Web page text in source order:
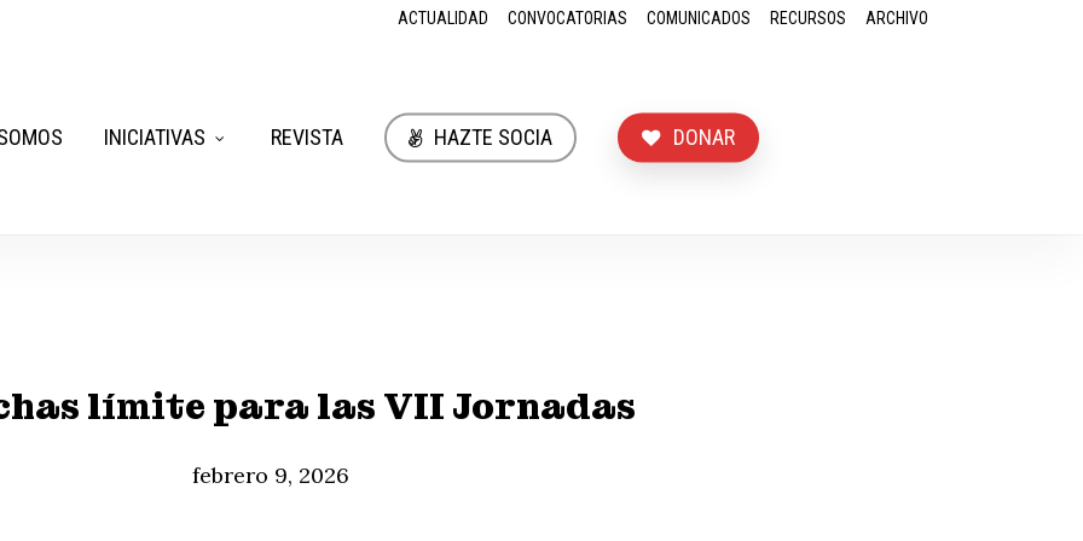
ACTUALIDAD CONVOCATORIAS COMUNICADOS RECURSOS ARCHIVO
INICIATIVAS REVISTA HAZTE SOCIA DONAR
límite para las VII Jornadas
febrero 9, 2026